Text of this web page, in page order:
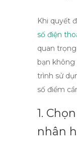
Khi quyết
số điện
quan
bạn không
trình sử
số điểm
1.
nhân